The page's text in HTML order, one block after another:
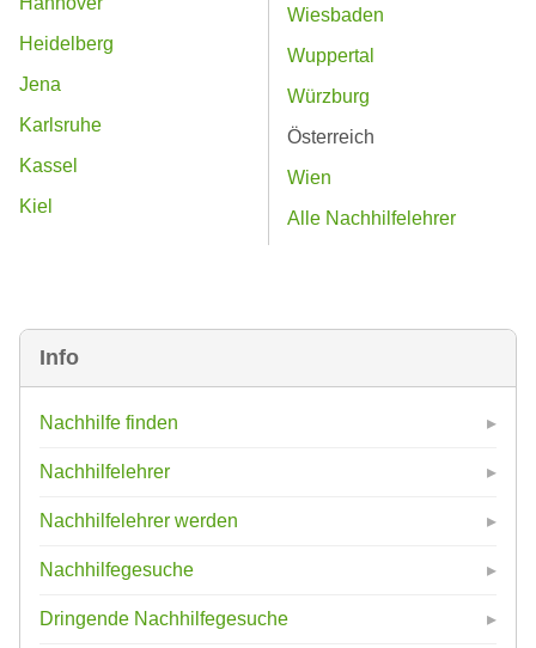
Info
Nachhilfe finden
Nachhilfelehrer
Nachhilfelehrer werden
Nachhilfegesuche
Dringende Nachhilfegesuche
Heidelberg
Jena
Karlsruhe
Kassel
Kiel
Wiesbaden
Wuppertal
Würzburg
Österreich
Wien
Alle Nachhilfelehrer